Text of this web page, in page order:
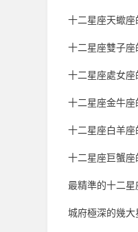
十二星座天蠍
十二星座雙子
十二星座處女
十二星座金牛
十二星座白羊
十二星座巨蟹
最精準的十二
城府極深的幾大